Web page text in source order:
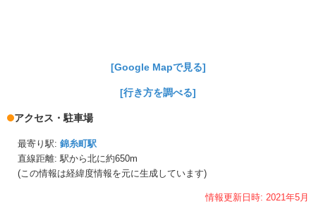
[Google Mapで見る]
[行き方を調べる]
アクセス・駐車場
最寄り駅: 錦糸町駅
直線距離: 駅から北に約650m
(この情報は経緯度情報を元に生成しています)
情報更新日時: 2021年5月